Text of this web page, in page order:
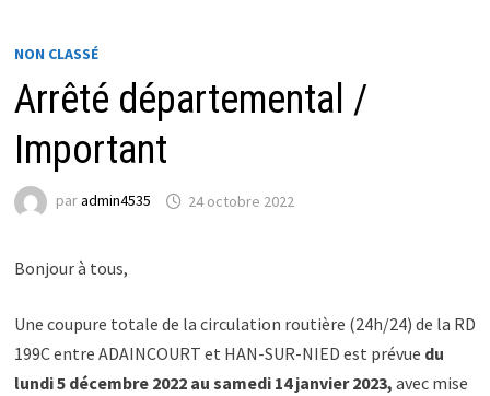
NON CLASSÉ
Arrêté départemental /
Important
paradmin4535 24 octobre 2022
Bonjour à tous,
Une coupure totale de la circulation routière (24h/24) de la RD
199C entre ADAINCOURT et HAN-SUR-NIED est prévue du
lundi 5 décembre 2022 au samedi 14 janvier 2023, avec mise